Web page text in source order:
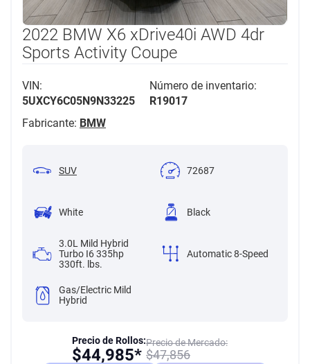
2022 BMW X6 xDrive40i AWD 4dr
Sports Activity Coupe
VIN:
5UXCY6C05N9N33225
Número de inventario:
R19017
Fabricante: BMW
SUV 72687
White Black
3.0L Mild Hybrid
Turbo I6 335hp
330ft. lbs.
Automatic 8-Speed
Gas/Electric Mild
Hybrid
Precio de Mercado:
$47,856
Precio de Rollos:
$44,985*